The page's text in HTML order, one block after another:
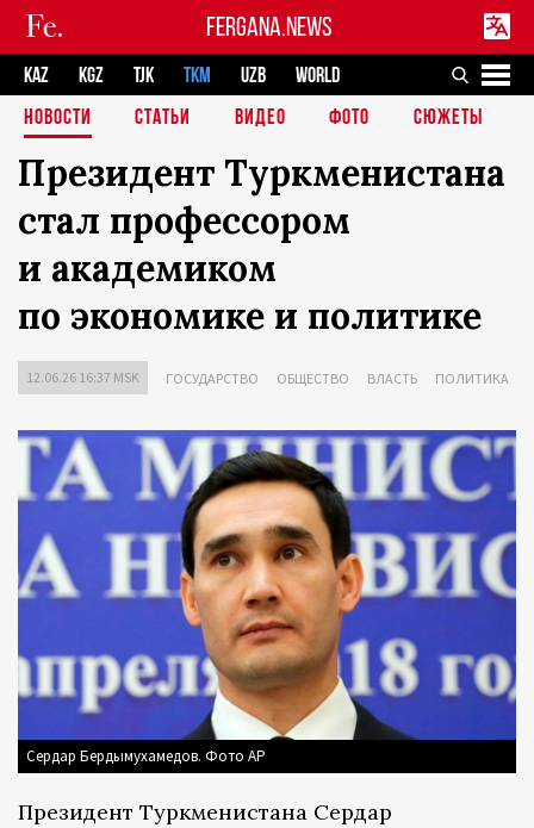
FERGANA.NEWS
KAZ KGZ TJK TKM UZB
WORLD
НОВОСТИ
СТАТЬИ ВИДЕО ФОТО СЮЖЕТЫ
Президент Туркменистана
стал профессором
и академиком
по экономике и политике
12.06.26 16:37 MSK ГОСУДАРСТВО ОБЩЕСТВО ВЛАСТЬ ПОЛИТИКА
Сердар Бердымухамедов. Фото АР
Президент Туркменистана Сердар